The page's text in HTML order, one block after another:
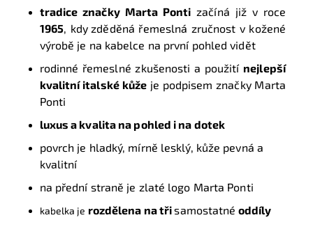
tradice značky Marta Ponti začíná již v roce
1965 , kdy zděděná řemeslná zručnost v kožené
výrobě je na kabelce na první pohled vidět
rodinné řemeslné zkušenosti a použití nejlepší
kvalitní italské kůžeje podpisem značky Marta
Ponti
luxus a kvalita na pohled i na dotek
povrch je hladký, mírně lesklý, kůže pevná a
kvalitní
na přední straně je zlaté logo Marta Ponti
kabelka je rozdělena na třisamostatné oddíly